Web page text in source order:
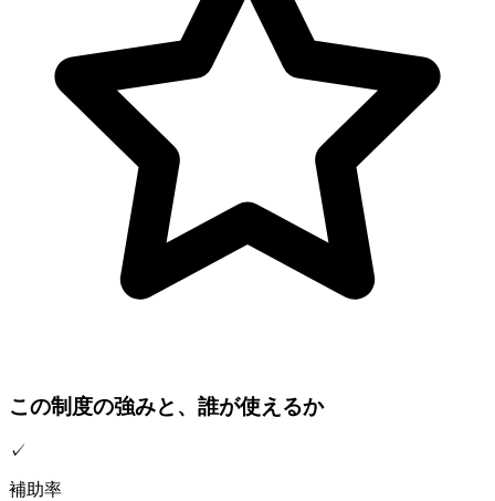
この制度の強みと、誰が使えるか
✓
補助率